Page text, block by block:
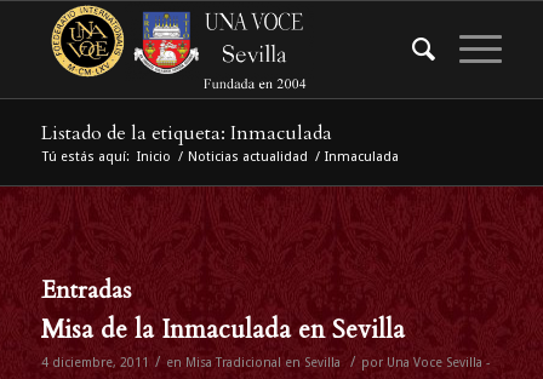
Listado de la etiqueta: Inmaculada
Tú estás aquí: Inicio / Noticias actualidad / Inmaculada
Entradas
Misa de la Inmaculada en Sevilla
4 diciembre, 2011 / en Misa Tradicional en Sevilla / por Una Voce Sevilla -